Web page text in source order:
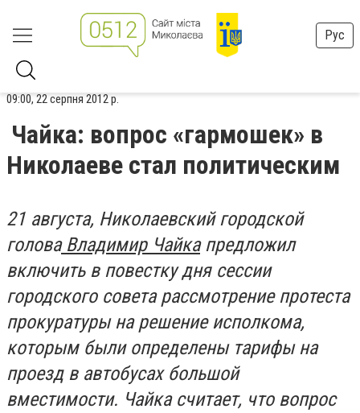
Рус
09:00, 22 серпня 2012 р.
Чайка: вопрос «гармошек» в
Николаеве стал политическим
21 августа, Николаевский городской
головаВладимир Чайкапредложил
включить в повестку дня сессии
городского совета рассмотрение протеста
прокуратуры на решение исполкома,
которым были определены тарифы на
проезд в автобусах большой
вместимости. Чайка считает, что вопрос